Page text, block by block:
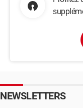
NEWSLETTERS